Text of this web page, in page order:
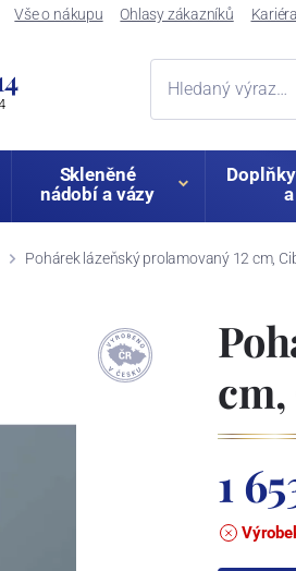
Vše o nákupu Ohlasy zákazníků Kariéra
Skleněné
nádobí a vázy
Pohárek lázeňský prolamovaný 12 cm,
1